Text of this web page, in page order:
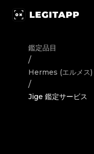
鑑定品目
/
Hermes (エルメス)
/
Jige 鑑定サービス